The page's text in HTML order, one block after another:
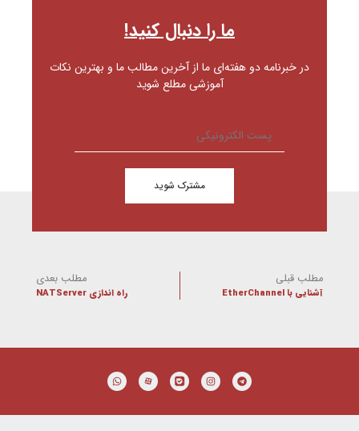
ما را دنبال کنید!
در خبرنامه دو هفته‌ای ما از آخرین مطالب ما و بهترین نکات
آموزشی مطلع شوید
مشترک شوید
مطلب قبلی
آشنایی با EtherChannel
مطلب بعدی
راه اندازی NATServer